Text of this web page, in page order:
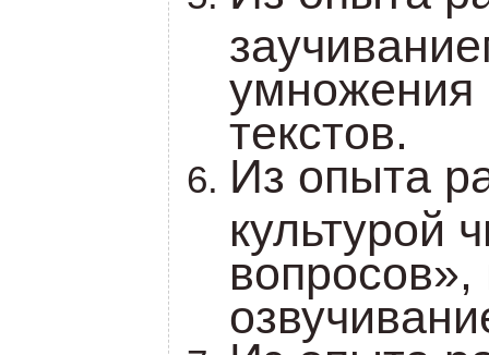
умножения
текстов.
Из опыта
культурой